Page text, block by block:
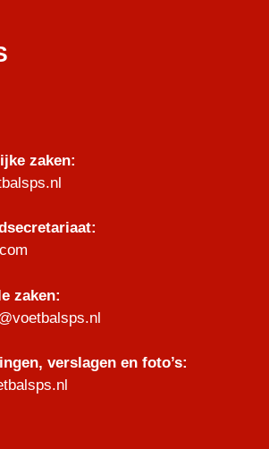
zaken:
zaken:
verslagen en foto’s: